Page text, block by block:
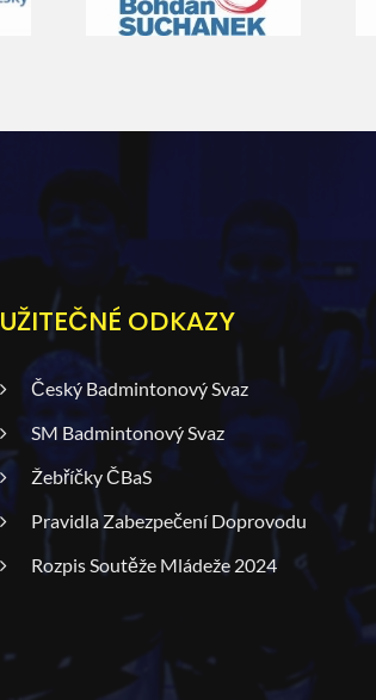
UŽITEČNÉ ODKAZY
Český Badmintonový Svaz
SM Badmintonový Svaz
Žebříčky ČBaS
Pravidla Zabezpečení Doprovodu
Rozpis Soutěže Mládeže 2024